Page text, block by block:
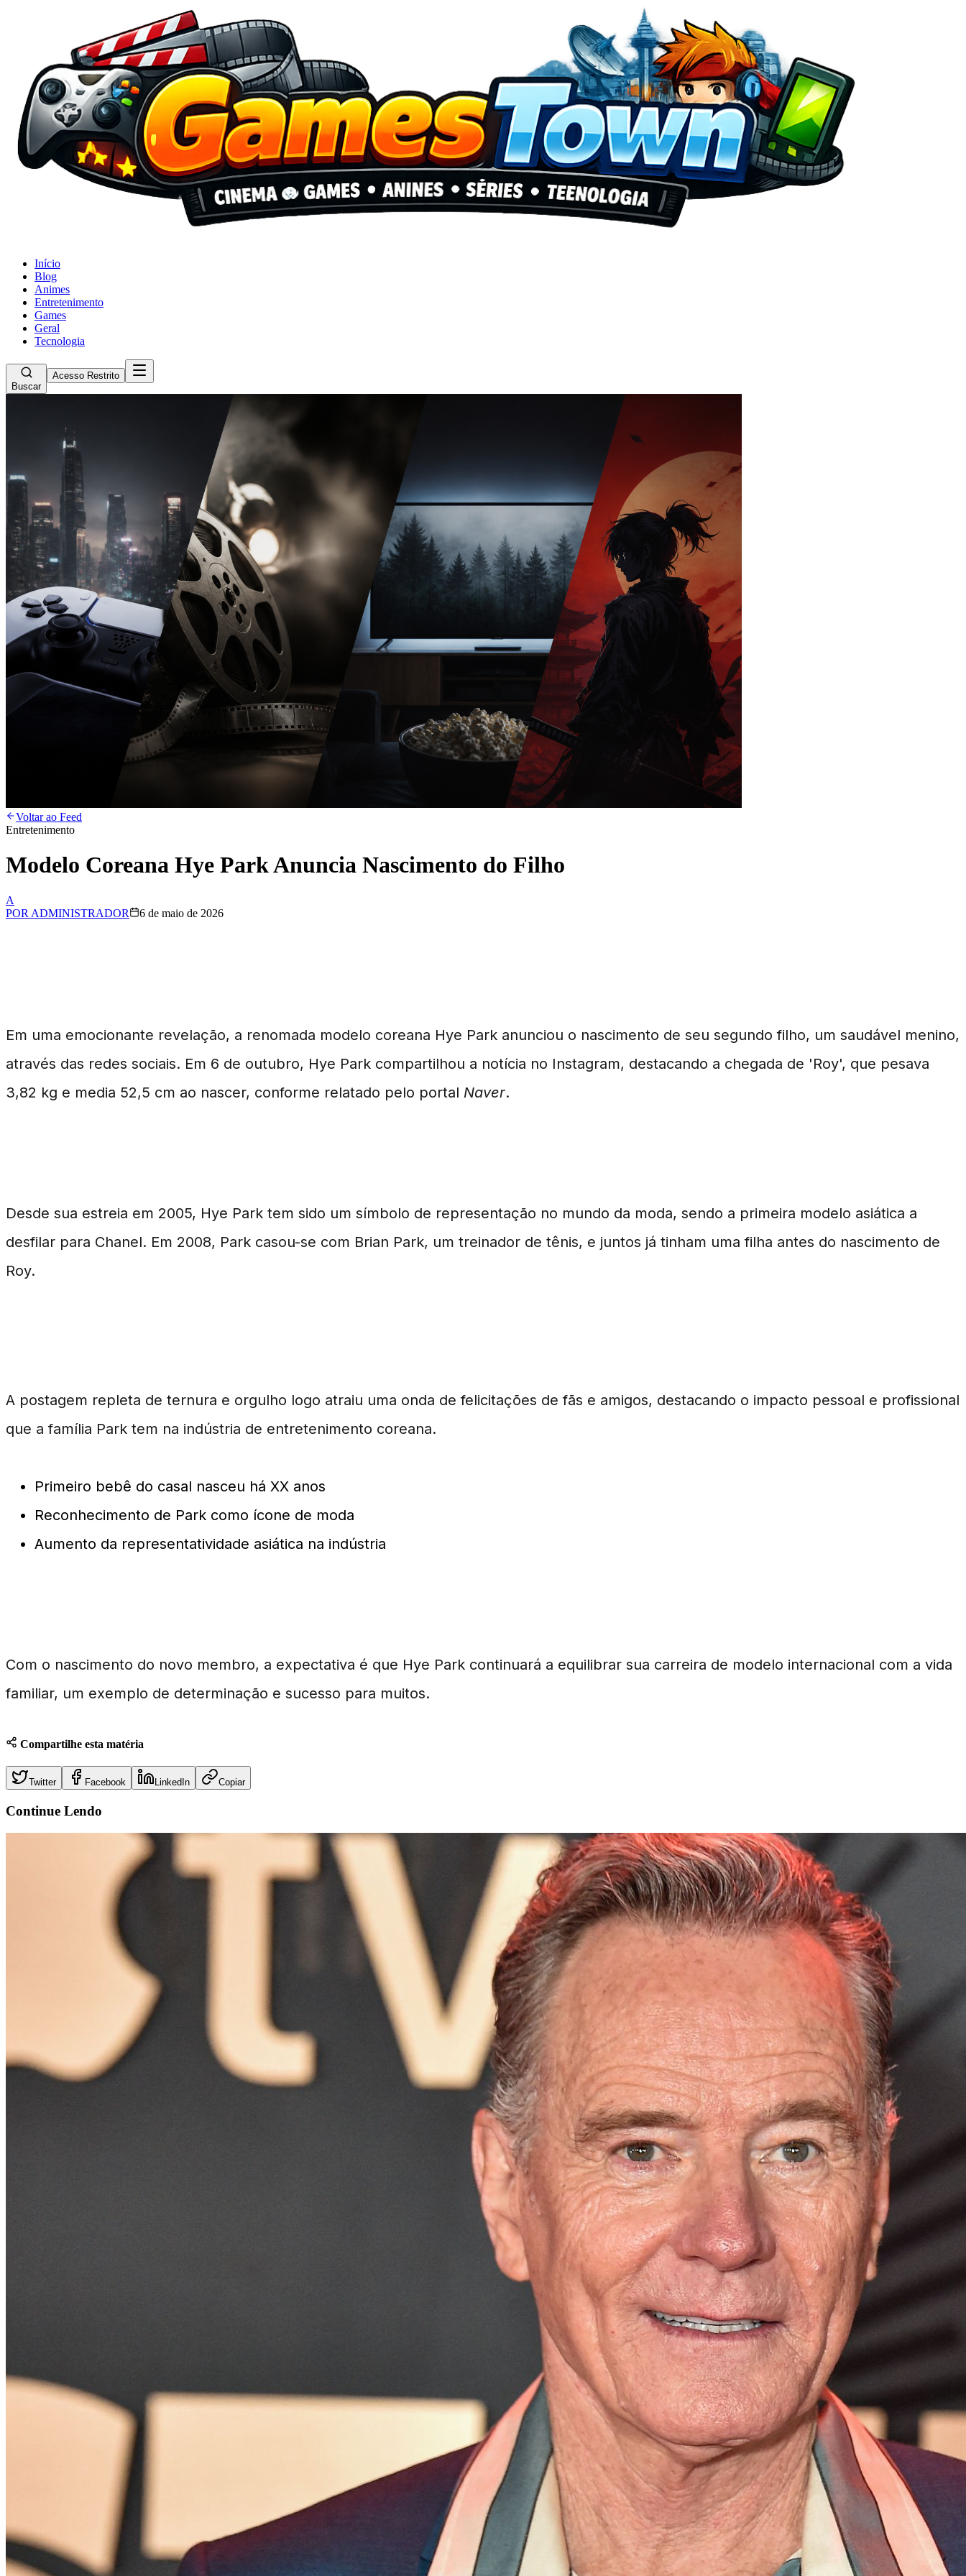
Início
Blog
Animes
Entretenimento
Games
Geral
Tecnologia
Buscar
Acesso Restrito
Voltar ao Feed
Entretenimento
Modelo Coreana Hye Park Anuncia Nascimento do Filho
A
POR ADMINISTRADOR 6 de maio de 2026
Em uma emocionante revelação, a renomada modelo coreana Hye Park anunciou o nascimento de seu segundo filho, um saudável menino,
através das redes sociais. Em 6 de outubro, Hye Park compartilhou a notícia no Instagram, destacando a chegada de 'Roy', que pesava
3,82 kg e media 52,5 cm ao nascer, conforme relatado pelo portal Naver.
Desde sua estreia em 2005, Hye Park tem sido um símbolo de representação no mundo da moda, sendo a primeira modelo asiática a
desfilar para Chanel. Em 2008, Park casou-se com Brian Park, um treinador de tênis, e juntos já tinham uma filha antes do nascimento de
Roy.
A postagem repleta de ternura e orgulho logo atraiu uma onda de felicitações de fãs e amigos, destacando o impacto pessoal e profissional
que a família Park tem na indústria de entretenimento coreana.
Primeiro bebê do casal nasceu há XX anos
Reconhecimento de Park como ícone de moda
Aumento da representatividade asiática na indústria
Com o nascimento do novo membro, a expectativa é que Hye Park continuará a equilibrar sua carreira de modelo internacional com a vida
familiar, um exemplo de determinação e sucesso para muitos.
Compartilhe esta matéria
Twitter Facebook LinkedIn Copiar
Continue Lendo